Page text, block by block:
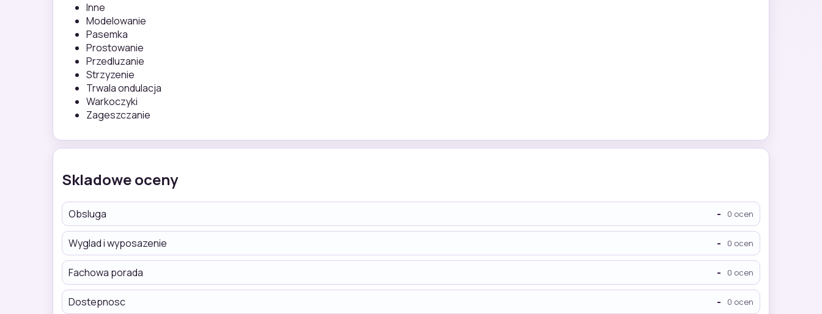
Inne
Modelowanie
Pasemka
Prostowanie
Przedluzanie
Strzyzenie
Trwala ondulacja
Warkoczyki
Zageszczanie
Skladowe oceny
Obsluga - 0 ocen
Wyglad i wyposazenie - 0 ocen
Fachowa porada - 0 ocen
Dostepnosc - 0 ocen